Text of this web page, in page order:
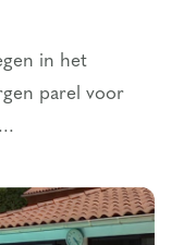
in het
parel voor